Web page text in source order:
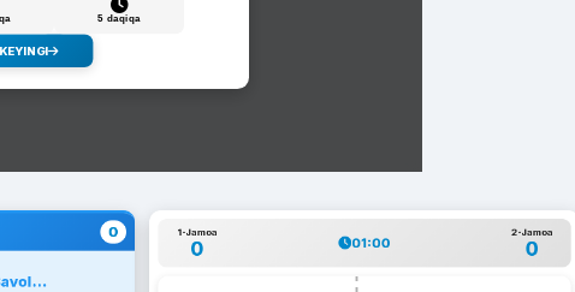
5 daqiqa
KEYINGI
0 1-Jamoa
0 01:00
2-Jamoa
0